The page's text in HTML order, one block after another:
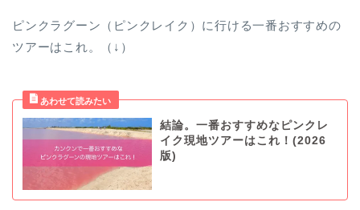
ピンクラグーン（ピンクレイク）に行ける一番おすすめの
ツアーはこれ。（↓）
結論。一番おすすめなピンクレ
イク現地ツアーはこれ！(2026
版)